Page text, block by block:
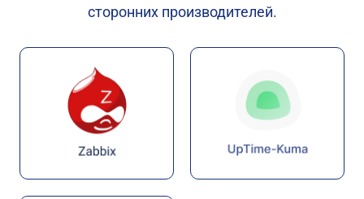
сторонних производителей.